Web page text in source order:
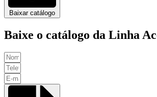
Baixar catálogo
Baixe o catálogo da Linha